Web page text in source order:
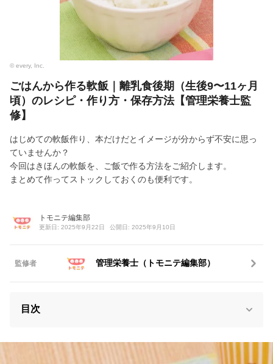
© every, Inc.
ごはんから作る軟飯｜離乳食後期（生後9〜11ヶ月
頃）のレシピ・作り方・保存方法【管理栄養士監
修】
はじめての軟飯作り、本だけだとイメージが分からず不安に思っ
ていませんか？
今回はきほんの軟飯を、ご飯で作る方法をご紹介します。
まとめて作ってストックしておくのも便利です。
トモニテ編集部
更新日: 2025年9月22日 公開日: 2025年9月10日
監修者 管理栄養士（トモニテ編集部）
目次